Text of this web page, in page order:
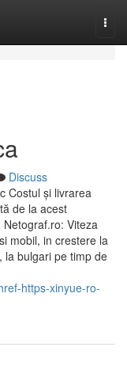
Discuss
Costul și livrarea
de la acest
Viteza
mobil, in crestere la
la bulgari pe timp de
https-xinyue-ro-